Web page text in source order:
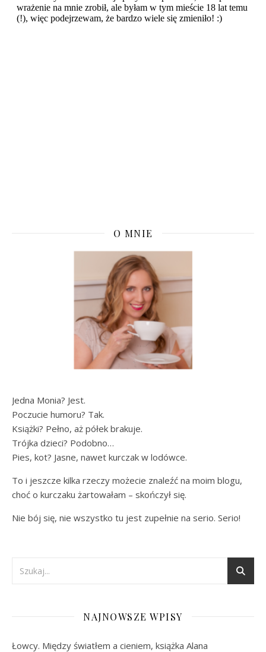
O MNIE
Jedna Monia? Jest.
Poczucie humoru? Tak.
Książki? Pełno, aż półek brakuje.
Trójka dzieci? Podobno…
Pies, kot? Jasne, nawet kurczak w lodówce.
To i jeszcze kilka rzeczy możecie znaleźć na moim blogu,
choć o kurczaku żartowałam – skończył się.
Nie bój się, nie wszystko tu jest zupełnie na serio. Serio!
NAJNOWSZE WPISY
Łowcy. Między światłem a cieniem, książka Alana